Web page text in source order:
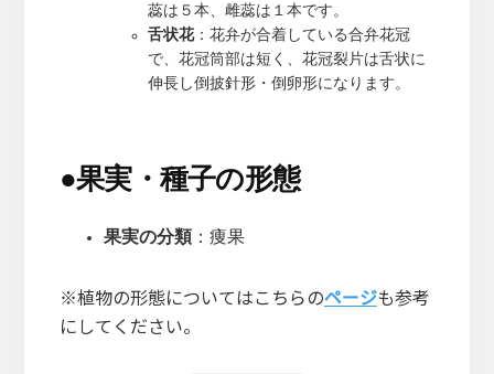
蕊は５本、雌蕊は１本です。
舌状花：花弁が合着している合弁花冠
で、花冠筒部は短く、花冠裂片は舌状に
伸長し倒披針形・倒卵形になります。
●果実・種子の形態
果実の分類 ：痩果
※植物の形態についてはこちらのページも参考
にしてください。